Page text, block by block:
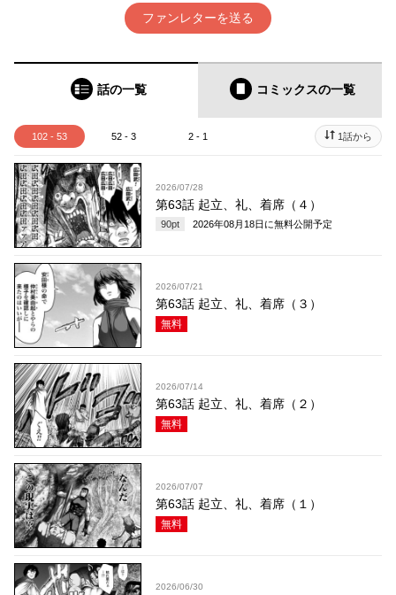
ファンレターを送る
話の一覧 コミックスの一覧
102 - 53 52 - 3 2 - 1 1話から
2026/07/28
第63話 起立、礼、着席（４）
90pt 2026年08月18日 に無料公開予定
2026/07/21
第63話 起立、礼、着席（３）
無料
2026/07/14
第63話 起立、礼、着席（２）
無料
2026/07/07
第63話 起立、礼、着席（１）
無料
2026/06/30